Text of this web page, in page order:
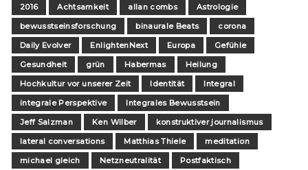
2016 Achtsamkeit allan combs
Astrologie
bewusstseinsforschung
binaurale Beats
corona
Daily Evolver
EnlightenNext Europa
Gefühle
Gesundheit
grün Habermas
Heilung
Hochkultur vor unserer Zeit
Identität
Integral
integrale Perspektive
Integrales Bewusstsein
Jeff Salzman
Ken Wilber
konstruktiver journalismus
lateral conversations
Matthias Thiele
meditation
michael gleich
Netzneutralität
Postfaktisch